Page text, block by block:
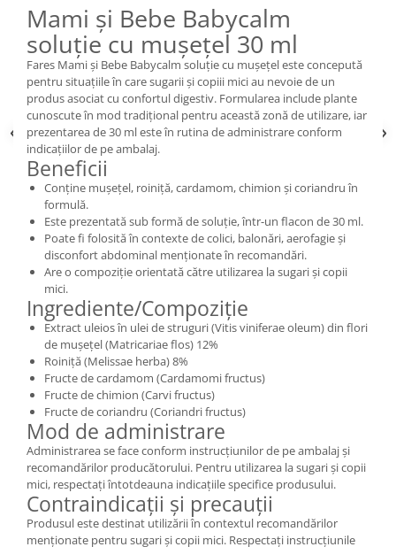
Mami și Bebe Babycalm
soluție cu mușețel 30 ml
Fares Mami și Bebe Babycalm soluție cu mușețel este concepută
pentru situațiile în care sugarii și copiii mici au nevoie de un
produs asociat cu confortul digestiv. Formularea include plante
cunoscute în mod tradițional pentru această zonă de utilizare, iar
prezentarea de 30 ml este în rutina de administrare conform
indicațiilor de pe ambalaj.
Beneficii
Conține mușețel, roiniță, cardamom, chimion și coriandru în
formulă.
Este prezentată sub formă de soluție, într-un flacon de 30 ml.
Poate fi folosită în contexte de colici, balonări, aerofagie și
disconfort abdominal menționate în recomandări.
Are o compoziție orientată către utilizarea la sugari și copii
mici.
Ingrediente/Compoziție
Extract uleios în ulei de struguri (Vitis viniferae oleum) din flori
de mușețel (Matricariae flos) 12%
Roiniță (Melissae herba) 8%
Fructe de cardamom (Cardamomi fructus)
Fructe de chimion (Carvi fructus)
Fructe de coriandru (Coriandri fructus)
Mod de administrare
Administrarea se face conform instrucțiunilor de pe ambalaj și
recomandărilor producătorului. Pentru utilizarea la sugari și copii
mici, respectați întotdeauna indicațiile specifice produsului.
Contraindicații și precauții
Produsul este destinat utilizării în contextul recomandărilor
menționate pentru sugari și copii mici. Respectați instrucțiunile